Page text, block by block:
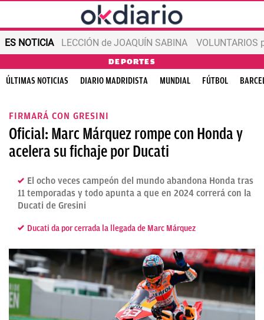
ES NOTICIA LECCIÓN de JOAQUÍN SABINA VOLUNTARIOS
DEPORTES
ÚLTIMAS NOTICIAS DIARIO MADRIDISTA MUNDIAL FÚTBOL
FIRMARÁ CON GRESINI
Oficial: Marc Márquez rompe con Honda y
acelera su fichaje por Ducati
El ocho veces campeón del mundo abandona Honda tras
11 temporadas y todo apunta a que en 2024 correrá con la
Ducati de Gresini
Ducati da por cerrada la llegada de Marc Márquez